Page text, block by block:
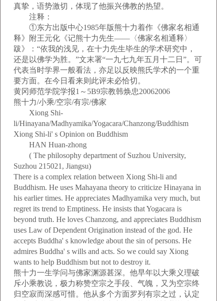
真挚，语势激切，体现了他振兴佛教的热望。
注释：
①东方出版中心1985年版熊十力着作《佛家名相通
释》附王元化《记熊十力先生——〈佛家名相通释〉
跋》：“依我的浅见，在十力先生毕生的学术研究中，
还是以佛学为胜。”文末署“一九七九年五月十二日”。可
代表当时学界一般看法，亦足以反映熊氏学术的一个重
要方面。在今日看来则此评未必恰切。
黄冈师范学院学报1～5B9宗教韩焕忠20062006
熊十力/小乘/空宗/有宗/佛家
Xiong Shi-
li/Hinayana/Madhyamika/Yogacara/Chanzong/Buddhism
Xiong Shi-li' s Opinion on Buddhism
HAN Huan-zhong
( The philosophy department of Suzhou University,
Suzhou 215021, Jiangsu)
There is a complex relation between Xiong Shi-li and
Buddhism. He uses Mahayana theory to criticize Hinayana in
his earlier times. He appreciates Madhyamika very much, but
regret its trend to Emptiness. He insists that Yogacara is
beyond truth. He loves Chanzong, and appreciates Buddhism
uses Law of Dependent Origination instead of the god. He
accepts Buddha' s knowledge about the sin of persons. He
admires Buddha' s wills and acts. So we could say Xiong
wants to help Buddhism but not to destroy it.
熊十力一生学问与佛家渊源甚深。他早年以大乘义理破
斥小乘教说，极力称赞空宗之手段、气魄，又为空宗终
归空寂而深感可惜。他从多个方面罗列有宗之过，认定